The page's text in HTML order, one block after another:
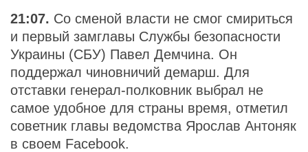
21:07. Со сменой власти не смог смириться
и первый замглавы Службы безопасности
Украины (СБУ) Павел Демчина. Он
поддержал чиновничий демарш. Для
отставки генерал-полковник выбрал не
самое удобное для страны время, отметил
советник главы ведомства Ярослав Антоняк
в своем Facebook.